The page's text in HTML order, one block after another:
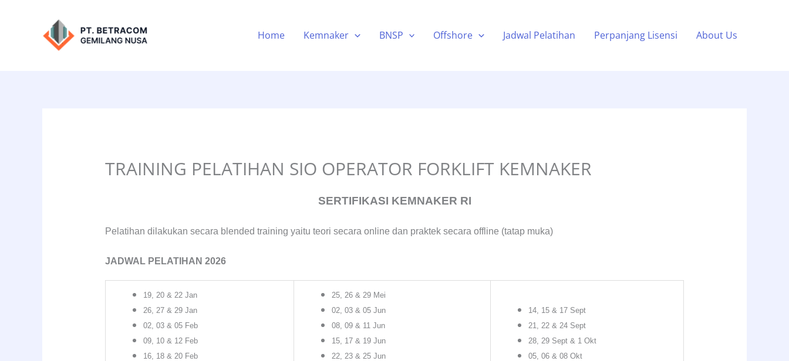
Home Kemnaker BNSP Offshore Jadwal Pelatihan Perpanjang Lisensi About Us
TRAINING PELATIHAN SIO OPERATOR FORKLIFT KEMNAKER
SERTIFIKASI KEMNAKER RI
Pelatihan dilakukan secara blended training yaitu teori secara online dan praktek secara offline (tatap muka)
JADWAL PELATIHAN 2026
19, 20 & 22 Jan
26, 27 & 29 Jan
02, 03 & 05 Feb
09, 10 & 12 Feb
16, 18 & 20 Feb
25, 26 & 29 Mei
02, 03 & 05 Jun
08, 09 & 11 Jun
15, 17 & 19 Jun
22, 23 & 25 Jun
14, 15 & 17 Sept
21, 22 & 24 Sept
28, 29 Sept & 1 Okt
05, 06 & 08 Okt